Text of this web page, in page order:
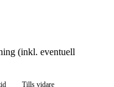
(inkl. eventuell
Tills vidare